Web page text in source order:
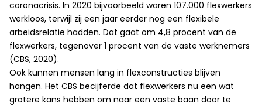
coronacrisis. In 2020 bijvoorbeeld waren 107.000 flexwerkers
werkloos, terwijl zij een jaar eerder nog een flexibele
arbeidsrelatie hadden. Dat gaat om 4,8 procent van de
flexwerkers, tegenover 1 procent van de vaste werknemers
(CBS, 2020).
Ook kunnen mensen lang in flexconstructies blijven
hangen. Het CBS becijferde dat flexwerkers nu een wat
grotere kans hebben om naar een vaste baan door te